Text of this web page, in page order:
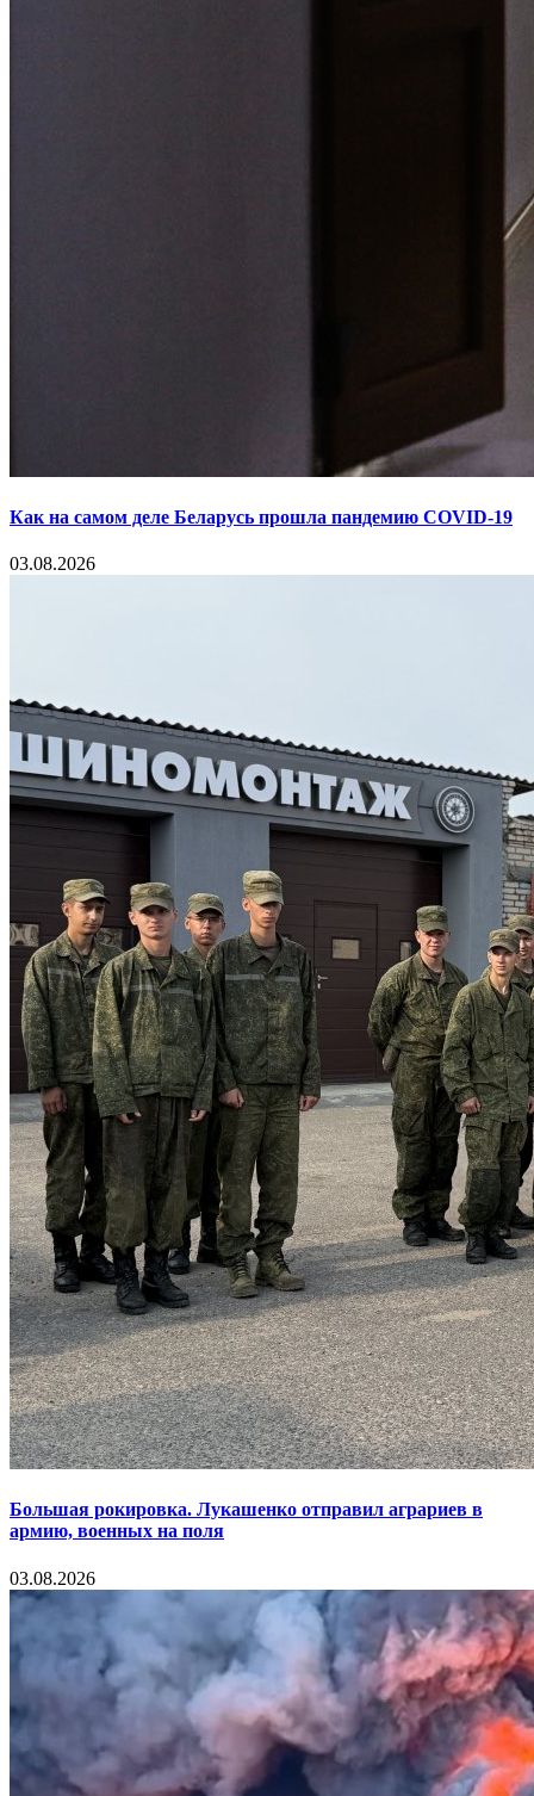
Как на самом деле Беларусь прошла пандемию COVID-19
03.08.2026
Большая рокировка. Лукашенко отправил аграриев в
армию, военных на поля
03.08.2026